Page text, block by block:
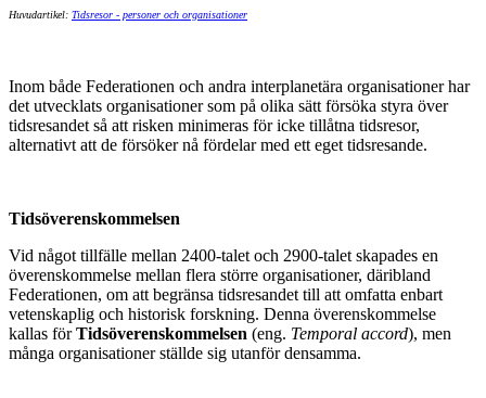
Huvudartikel: Tidsresor - personer och organisationer
Inom både Federationen och andra interplanetära organisationer har
det utvecklats organisationer som på olika sätt försöka styra över
tidsresandet så att risken minimeras för icke tillåtna tidsresor,
alternativt att de försöker nå fördelar med ett eget tidsresande.
Tidsöverenskommelsen
Vid något tillfälle mellan 2400-talet och 2900-talet skapades en
överenskommelse mellan flera större organisationer, däribland
Federationen, om att begränsa tidsresandet till att omfatta enbart
vetenskaplig och historisk forskning. Denna överenskommelse
kallas förTidsöverenskommelsen (eng. Temporal accord), men
många organisationer ställde sig utanför densamma.